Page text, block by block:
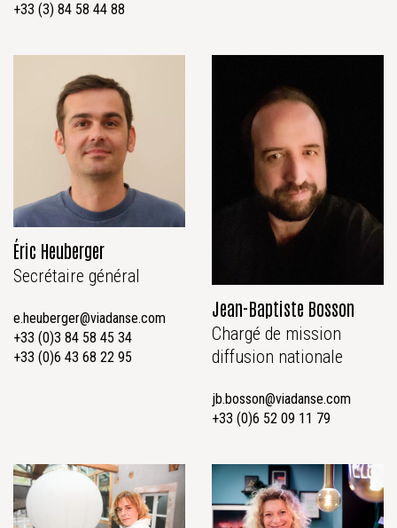
+33 (3) 84 58 44 88
Éric Heuberger
Secrétaire général
e.heuberger@viadanse.com
+33 (0)3 84 58 45 34
+33 (0)6 43 68 22 95
Jean-Baptiste Bosson
Chargé de mission
diffusion nationale
jb.bosson@viadanse.com
+33 (0)6 52 09 11 79